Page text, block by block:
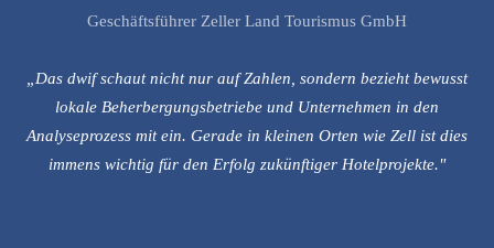
Geschäftsführer Zeller Land Tourismus GmbH
„Das dwif schaut nicht nur auf Zahlen, sondern bezieht bewusst
lokale Beherbergungsbetriebe und Unternehmen in den
Analyseprozess mit ein. Gerade in kleinen Orten wie Zell ist dies
immens wichtig für den Erfolg zukünftiger Hotelprojekte."